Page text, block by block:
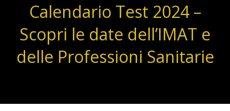
Calendario Test 2024 –
Scopri le date dell’IMAT e
delle Professioni Sanitarie